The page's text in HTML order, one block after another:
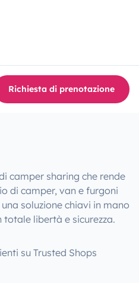
Richiesta di prenotazione
camper sharing che rende
di camper, van e furgoni
soluzione chiavi in mano
libertà e sicurezza.
su Trusted Shops